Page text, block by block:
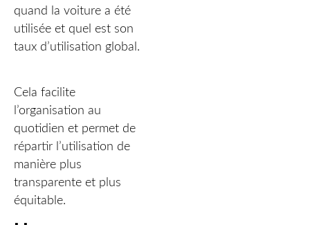
quand la voiture a été
utilisée et quel est son
taux d’utilisation global.
Cela facilite
l’organisation au
quotidien et permet de
répartir l’utilisation de
manière plus
transparente et plus
équitable.